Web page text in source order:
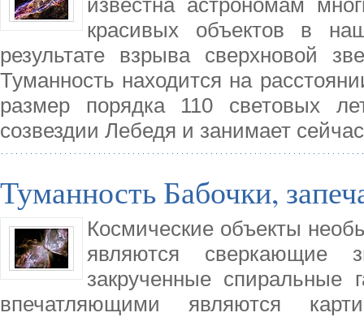
известна астрономам
красивых объектов в
результате взрыва сверхновой
Туманность находится на
размер порядка 110 световых
созвездии Лебедя и занимает
Туманность Бабочки,
Космические объекты
являются сверкающие
закрученные спиральные
впечатляющими являются